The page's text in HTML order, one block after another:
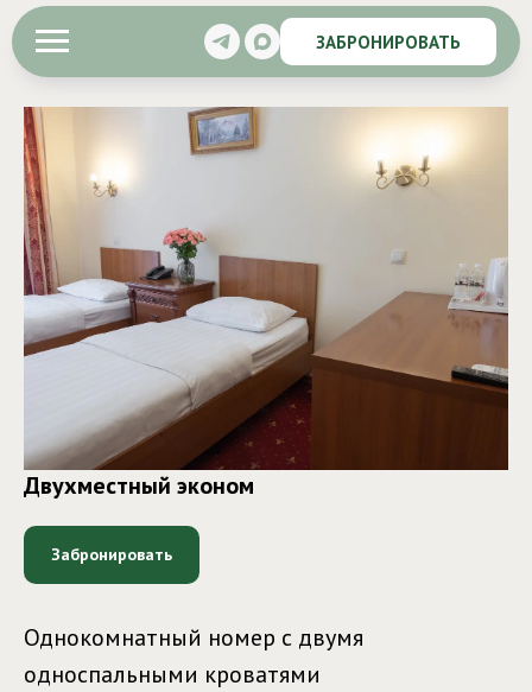
ЗАБРОНИРОВАТЬ
Двухместный эконом
Забронировать
Однокомнатный номер с двумя
односпальными кроватями